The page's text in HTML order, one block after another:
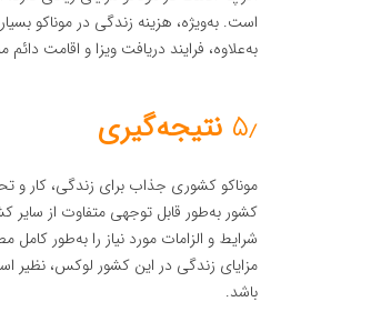
است. به‌ویژه، هزینه زندگی در موناکو
به‌علاوه، فرایند دریافت ویزا و اقامت
۵٫ نتیجه‌گیری
موناکو کشوری جذاب برای زندگی، کار و
کشور به‌طور قابل توجهی متفاوت از سایر
شرایط و الزامات مورد نیاز را به‌طور کامل
مزایای زندگی در این کشور لوکس، نظیر
باشد.